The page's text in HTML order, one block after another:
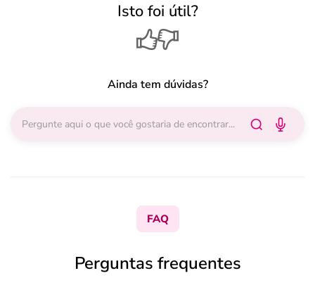
Isto foi útil?
Ainda tem dúvidas?
FAQ
Perguntas frequentes